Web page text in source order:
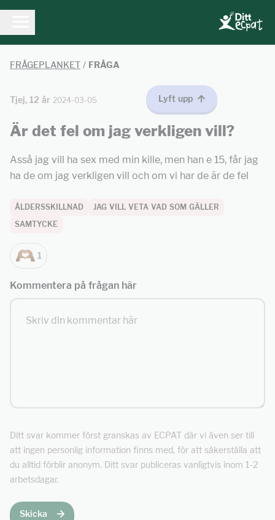
FRÅGEPLANKET / FRÅGA
Tjej, 12 år 2024-03-05 Lyft upp
Är det fel om jag verkligen vill?
Asså jag vill ha sex med min kille, men han e 15, får jag
ha de om jag verkligen vill och om vi har de är de fel
ÅLDERSSKILLNAD
JAG VILL VETA VAD SOM GÄLLER
SAMTYCKE
1
Kommentera på frågan här
Ditt svar kommer först granskas av ECPAT där vi även ser till
att ingen personlig information finns med, för att säkerställa att
du alltid förblir anonym. Ditt svar publiceras vanligtvis inom 1-2
arbetsdagar.
Skicka